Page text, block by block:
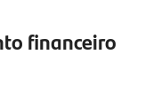
financeiro